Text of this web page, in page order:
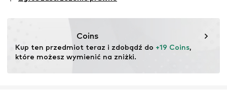
testu
Ten produkt zawiera materiały organiczne, których
ekosystemów poprzez rolnictwo ekologiczne poprzez
rezygnację z modyfikacji genetycznych oraz ograniczenie
zużycia wody i nawozów chemicznych.
Coins
Kup ten przedmiot teraz i zdobądź do +19 Coins,
które możesz wymienić na zniżki.